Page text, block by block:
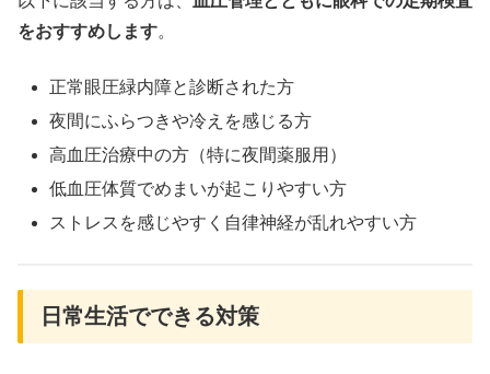
をおすすめします。
正常眼圧緑内障と診断された方
夜間にふらつきや冷えを感じる方
高血圧治療中の方（特に夜間薬服用）
低血圧体質でめまいが起こりやすい方
ストレスを感じやすく自律神経が乱れやすい方
日常生活でできる対策